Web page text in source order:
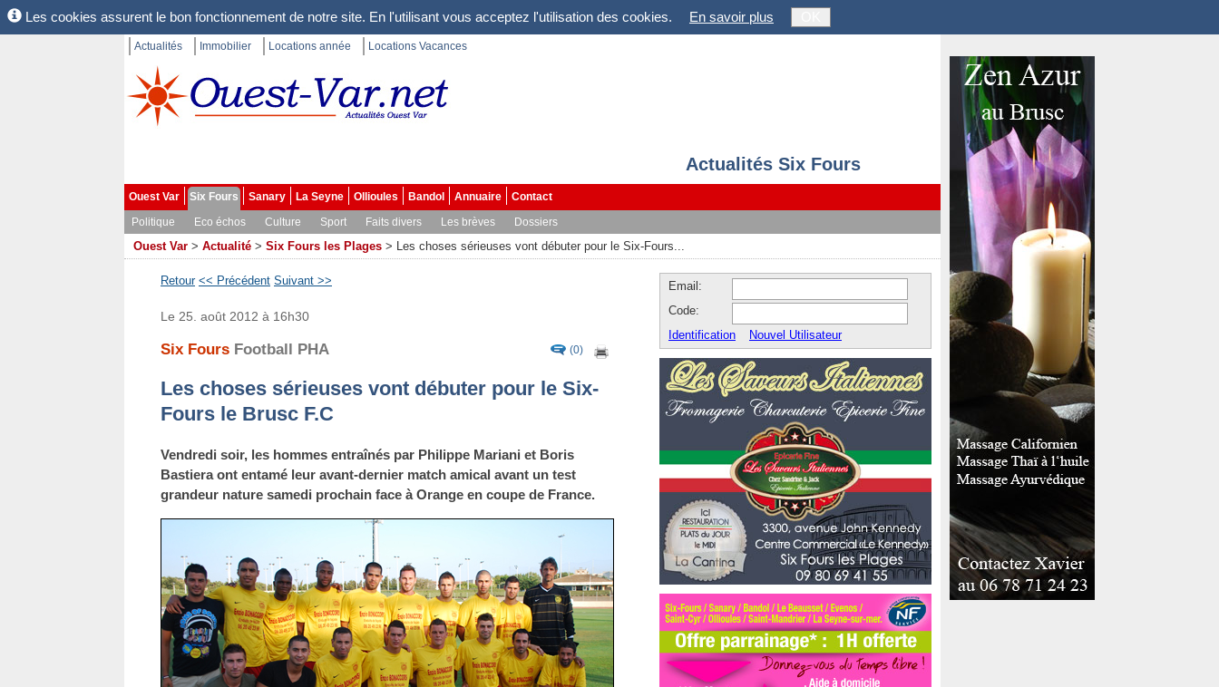
Les cookies assurent le bon fonctionnement de notre site. En l'utilisant vous acceptez l'utilisation des cookies. En savoir plus
Actualités Immobilier Locations année Locations Vacances
Actualités Six Fours
Ouest Var Six Fours Sanary La Seyne Ollioules Bandol Annuaire
Contact
Politique
Eco échos Culture Sport Faits divers Les brèves Dossiers
Ouest Var > Actualité > Six Fours les Plages > Les choses sérieuses vont débuter pour le Six-Fours...
Retour << Précédent Suivant >>
(0)
Le 25. août 2012 à 16h30
Six Fours Football PHA
Les choses sérieuses vont débuter pour le Six-
Fours le Brusc F.C
Vendredi soir, les hommes entraînés par Philippe Mariani et Boris
Bastiera ont entamé leur avant-dernier match amical avant un test
grandeur nature samedi prochain face à Orange en coupe de France.
Email:
Code:
Identification
Nouvel Utilisateur